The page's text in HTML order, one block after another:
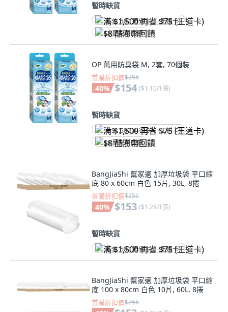
暫時缺貨
满 $1,500 再省 $75 (王道卡)
$8 酷澎幣回饋
OP 萬用防臭袋 M, 2套, 70個裝
首購折扣價$258
40% $154 ($1.10/1張)
暫時缺貨
满 $1,500 再省 $75 (王道卡)
$8 酷澎幣回饋
BangJiaShi 幫家適 加厚垃圾袋 平口縮
底 80 x 60cm 白色 15片, 30L, 8捲
首購折扣價$256
40% $153 ($1.28/1張)
暫時缺貨
满 $1,500 再省 $75 (王道卡)
BangJiaShi 幫家適 加厚垃圾袋 平口縮
底 100 x 80cm 白色 10片, 60L, 8捲
首購折扣價$256